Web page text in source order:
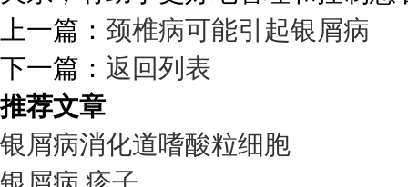
上一篇： 颈椎病可能引起银屑病
下一篇： 返回列表
推荐文章
银屑病消化道嗜酸粒细胞